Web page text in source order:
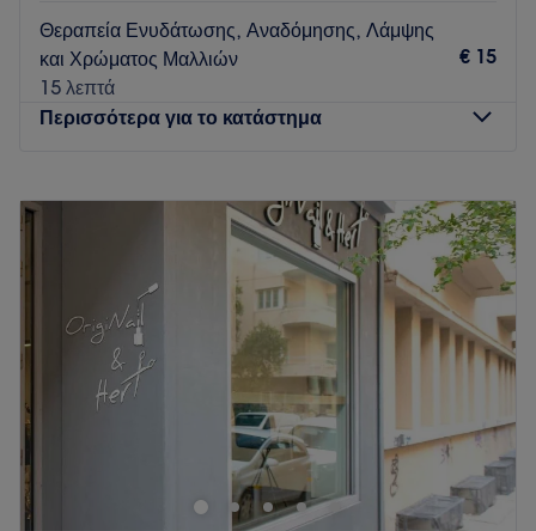
Θεραπεία Ενυδάτωσης, Αναδόμησης, Λάμψης
και Χρώματος Μαλλιών
15 λεπτά
€ 15
Περισσότερα για το κατάστημα
09:00–19:00
09:00 –17:00
09:00
19:00
Παρασκευή
09:00–19:00
Σάββατο
–17:00
Κυριακή
Κλειστό
Το Bliss Nails Hair & More στο Κολωνάκι είναι ο χώρος που
ψάχνεις αν ενδιαφέρεσαι να περιποιηθείς τον εαυτό σου με
υπηρεσίες κομμωτικής, περιποίησης άκρων και μακιγιάζ.
Δώσε στον εαυτό σου τη φροντίδα που του αξίζει και